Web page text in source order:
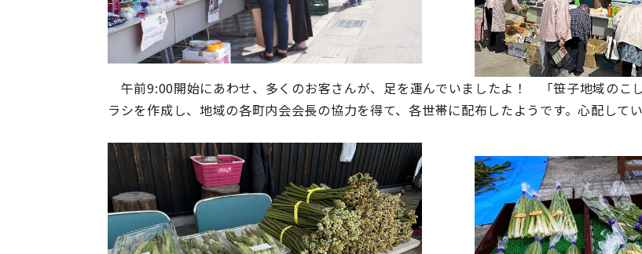
午前9:00開始にあわせ、多くのお客さんが、足を運んでいましたよ！ 「笹子地域のこし
ラシを作成し、地域の各町内会会長の協力を得て、各世帯に配布したようです。心配して